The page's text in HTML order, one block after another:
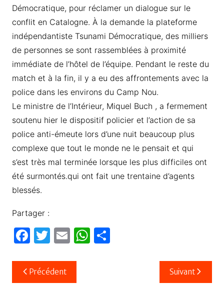
Démocratique, pour réclamer un dialogue sur le
conflit en Catalogne. À la demande la plateforme
indépendantiste Tsunami Démocratique, des milliers
de personnes se sont rassemblées à proximité
immédiate de l’hôtel de l’équipe. Pendant le reste du
match et à la fin, il y a eu des affrontements avec la
police dans les environs du Camp Nou.
Le ministre de l’Intérieur, Miquel Buch , a fermement
soutenu hier le dispositif policier et l’action de sa
police anti-émeute lors d’une nuit beaucoup plus
complexe que tout le monde ne le pensait et qui
s’est très mal terminée lorsque les plus difficiles ont
été surmontés.qui ont fait une trentaine d’agents
blessés.
Partager :
F
c
e
T
itt
er
E
ail
W P
Navigation
de
Précédent Suivant